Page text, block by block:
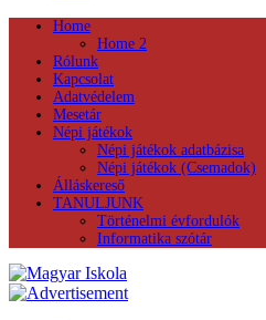
Home
Home 2
Rólunk
Kapcsolat
Adatvédelem
Mesetár
Népi játékok
Népi játékok adatbázisa
Népi játékok (Csemadok)
Álláskereső
TANULJUNK
Történelmi évfordulók
Informatika szótár